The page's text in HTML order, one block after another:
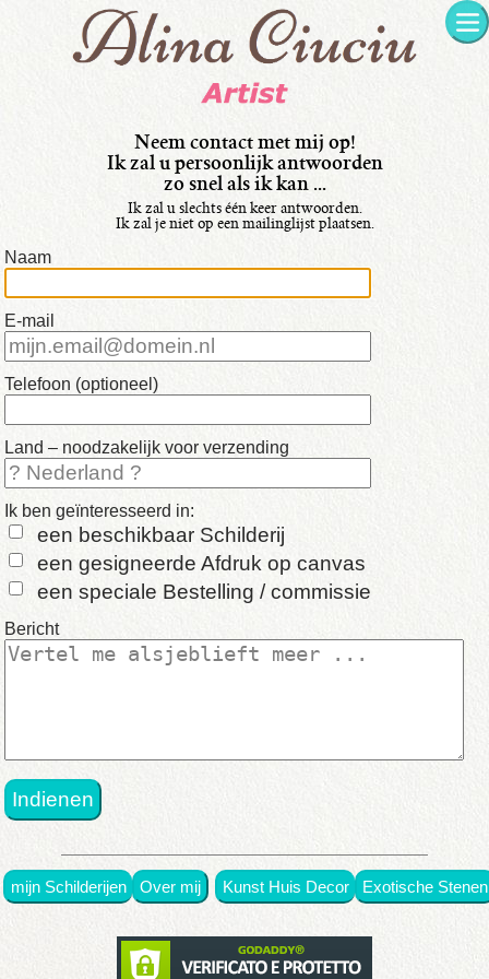
Nederlands
English
•
mijn
Schilderijen
•
beschikbaar
in
origineel
•
met
in
exposities
•
Over
Neem contact met mij op!
Ik zal u persoonlijk antwoorden
zo snel als ik kan ...
Ik zal u slechts één keer antwoorden.
Ik zal je niet op een mailinglijst plaatsen.
Naam
E-mail
Telefoon (optioneel)
Land – noodzakelijk voor verzending
Ik ben geïnteresseerd in:
een beschikbaar Schilderij
een gesigneerde Afdruk op canvas
een speciale Bestelling / commissie
Bericht
mijn Schilderijen Over mij Kunst Huis Decor Exotische Stenen